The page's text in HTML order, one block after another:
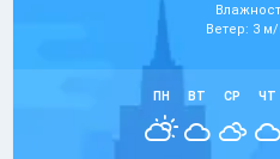
Ветер: 3
ПН ВТ СР ЧТ